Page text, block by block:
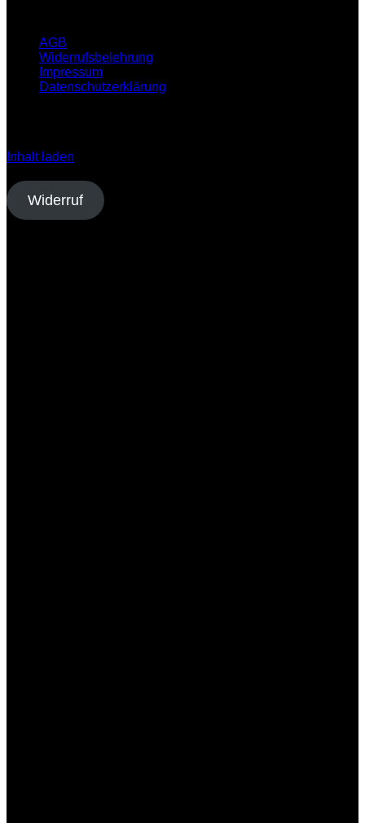
AGB
Widerrufsbelehrung
Impressum
Datenschutzerklärung
Inhalt laden
Vertrag widerrufen
Widerruf